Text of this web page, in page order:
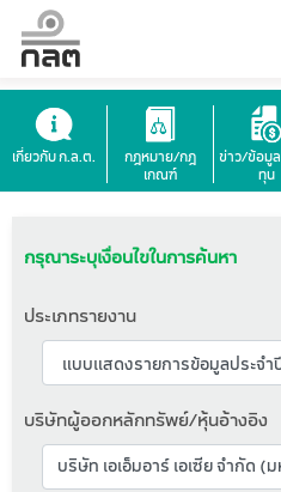
เกี่ยวกับ ก.ล.ต.
กฎหมาย/กฎ
เกณฑ์
ข่าว/ข้อมู
ทุน
กรุณาระบุเงื่อนไขในการค้นหา
ประเภทรายงาน
บริษัทผู้ออกหลักทรัพย์/หุ้นอ้างอิง